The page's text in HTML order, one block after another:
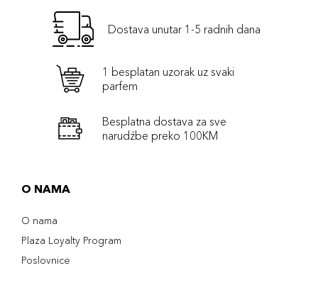
Dostava unutar 1-5 radnih dana
1 besplatan uzorak uz svaki
parfem
Besplatna dostava za sve
narudźbe preko 100KM
O NAMA
O nama
Plaza Loyalty Program
Poslovnice